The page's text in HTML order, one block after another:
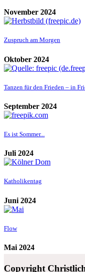
November 2024
Zuspruch am Morgen
Oktober 2024
Tanzen für den Frieden – in
September 2024
Es ist Sommer...
Juli 2024
Katholikentag
Juni 2024
Flow
Mai 2024
Copyright